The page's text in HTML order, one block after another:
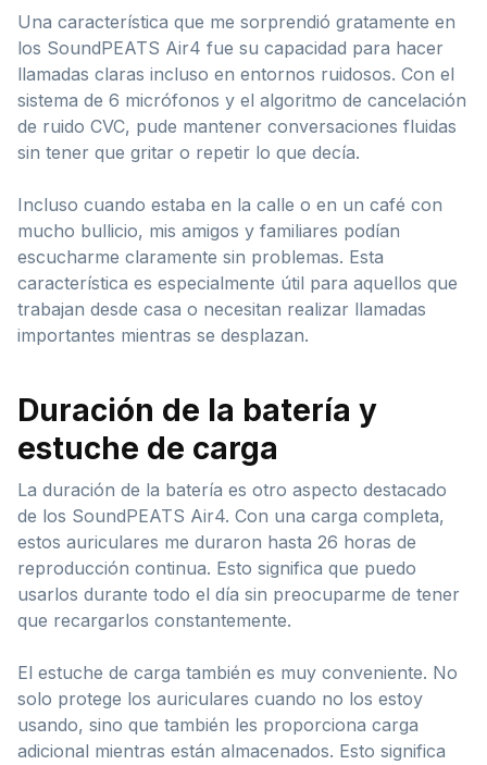
Una característica que me sorprendió gratamente en
los SoundPEATS Air4 fue su capacidad para hacer
llamadas claras incluso en entornos ruidosos. Con el
sistema de 6 micrófonos y el algoritmo de cancelación
de ruido CVC, pude mantener conversaciones fluidas
sin tener que gritar o repetir lo que decía.
Incluso cuando estaba en la calle o en un café con
mucho bullicio, mis amigos y familiares podían
escucharme claramente sin problemas. Esta
característica es especialmente útil para aquellos que
trabajan desde casa o necesitan realizar llamadas
importantes mientras se desplazan.
Duración de la batería y
estuche de carga
La duración de la batería es otro aspecto destacado
de los SoundPEATS Air4. Con una carga completa,
estos auriculares me duraron hasta 26 horas de
reproducción continua. Esto significa que puedo
usarlos durante todo el día sin preocuparme de tener
que recargarlos constantemente.
El estuche de carga también es muy conveniente. No
solo protege los auriculares cuando no los estoy
usando, sino que también les proporciona carga
adicional mientras están almacenados. Esto significa